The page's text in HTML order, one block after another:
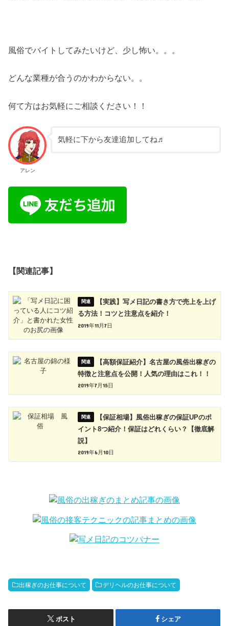
風俗でバイトしてみたいけど、少し怖い。。。
どんな業種が合うのかわからない。。
何て方はお気軽にご相談ください！！
アレン
気軽に下から友達追加してね♬
【関連記事】
【実践】写メ日記の書き方で売上を上げ
る方法！コツと注意点を紹介！
2019年11月7日
【高額保証紹介】名古屋の風俗出稼ぎの
特徴と注意点を公開！人気の理由はこれ！！
2019年7月15日
【保証相場】風俗出稼ぎの保証UPのポ
イント8つ紹介！保証はどれくらい？【徹底解
説】
2019年6月10日
出稼ぎのお仕事について デリヘルのお仕事について
ポスト シェア